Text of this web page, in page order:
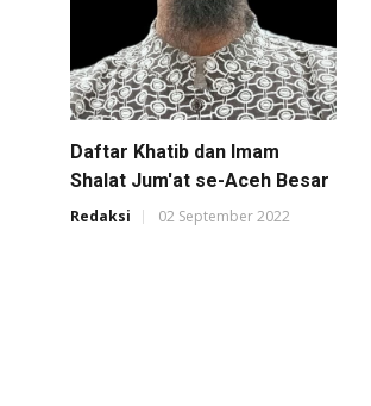
Daftar Khatib dan Imam
Shalat Jum'at se-Aceh Besar
Redaksi 02 September 2022